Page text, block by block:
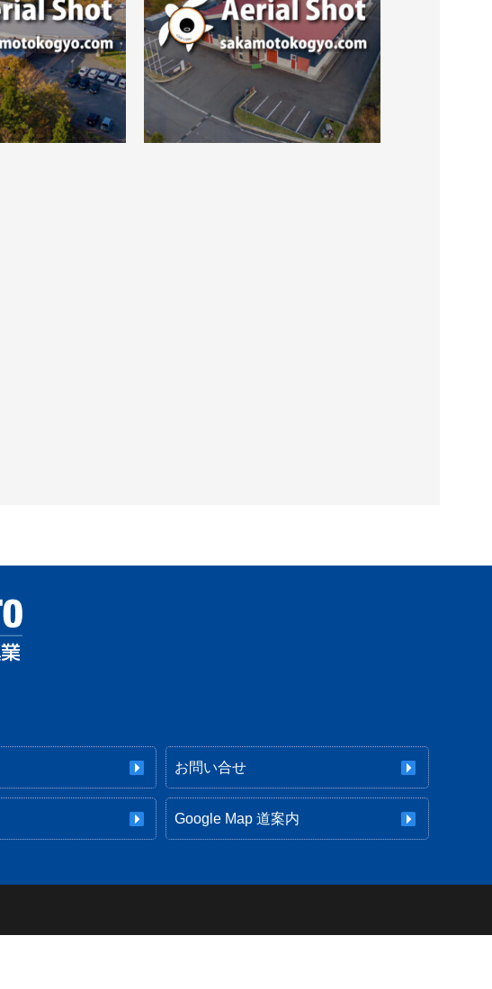
お問い合せ
Google Map 道案内